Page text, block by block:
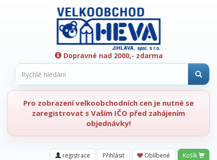
Dopravné nad 2000,- zdarma
Pro zobrazení velkoobchodních cen je nutné se
zaregistrovat s Vaším IČO před zahájením
objednávky!
registrace Přihlásit Oblíbené Košík